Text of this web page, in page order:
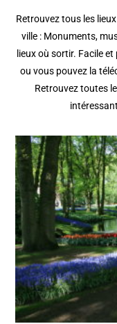
Retrouvez tous les
ville : Monuments,
lieux où sortir. Facile
ou vous pouvez la
Retrouvez toutes